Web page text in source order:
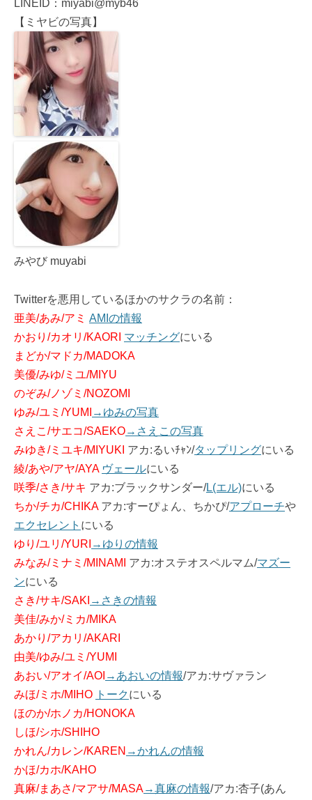
LINEID：miyabi@myb46
【ミヤビの写真】
みやび muyabi
Twitterを悪用しているほかのサクラの名前：
亜美/あみ/アミ AMIの情報
かおり/カオリ/KAORI マッチングにいる
まどか/マドカ/MADOKA
美優/みゆ/ミユ/MIYU
のぞみ/ノゾミ/NOZOMI
ゆみ/ユミ/YUMI →ゆみの写真
さえこ/サエコ/SAEKO→さえこの写真
みゆき/ミユキ/MIYUKI アカ:るいﾁｬﾝ/タップリングにいる
綾/あや/アヤ/AYA ヴェールにいる
咲季/さき/サキ アカ:ブラックサンダー/L(エル)にいる
ちか/チカ/CHIKAアカ:すーぴょん、ちかぴ/アプローチや
エクセレント にいる
ゆり/ユリ/YURI →ゆりの情報
みなみ/ミナミ/MINAMI
アカ:オステオスペルマム/マズー
ンにいる
さき/サキ/SAKI →さきの情報
美佳/みか/ミカ/MIKA
あかり/アカリ/AKARI
由美/ゆみ/ユミ/YUMI
あおい/アオイ/AOI →あおいの情報/アカ:サヴァラン
みほ/ミホ/MIHO トーク にいる
ほのか/ホノカ/HONOKA
しほ/シホ/SHIHO
かれん/カレン/KAREN →かれんの情報
かほ/カホ/KAHO
真麻/まあさ/マアサ/MASA→真麻の情報/アカ:杏子(あん